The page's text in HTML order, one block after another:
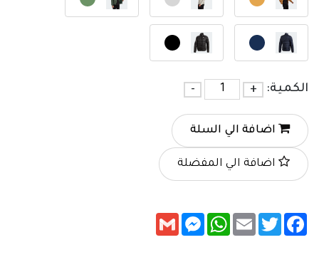
الكمية: +
-
اضافة الي السلة
اضافة الي المفضلة
Facebook
Twitter
Email
WhatsApp
Messenger
Gmail